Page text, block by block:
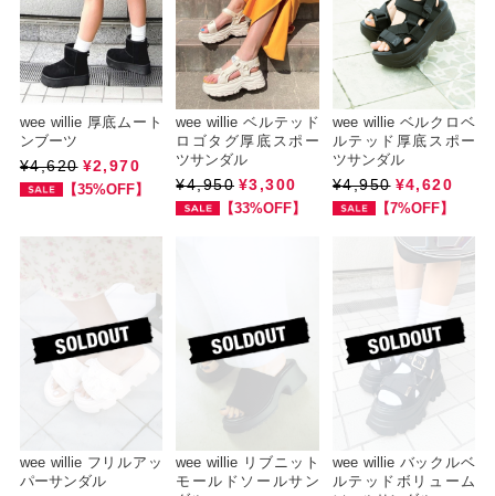
wee willie 厚底ムート
ンブーツ
¥4,620 ¥2,970
【35%OFF】
wee willie ベルテッド
ロゴタグ厚底スポー
ツサンダル
¥4,950 ¥3,300
【33%OFF】
wee willie ベルクロベ
ルテッド厚底スポー
ツサンダル
¥4,950 ¥4,620
【7%OFF】
wee willie フリルアッ
パーサンダル
wee willie リブニット
モールドソールサン
wee willie バックルベ
ルテッドボリューム